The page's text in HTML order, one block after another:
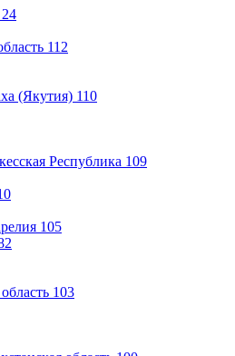
24
112
(Якутия) 110
Республика 109
105
103